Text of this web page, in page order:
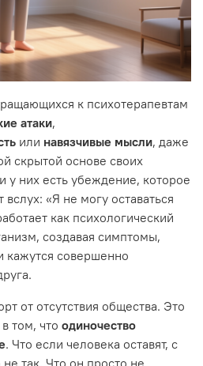
к психотерапевтам
атаки,
или навязчивые мысли, даже
скрытой основе своих
у них есть убеждение, которое
«Я не могу оставаться
как психологический
создавая симптомы,
кажутся совершенно
от отсутствия общества. Это
том, что одиночество
. Что если человека оставят, с